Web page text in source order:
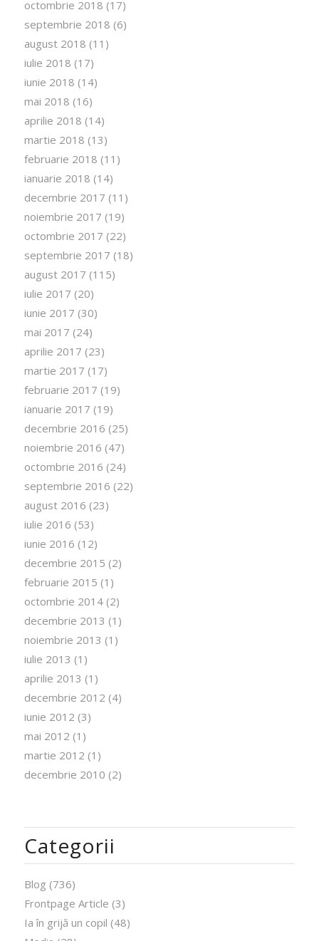
octombrie 2018 (17)
septembrie 2018 (6)
august 2018 (11)
iulie 2018 (17)
iunie 2018 (14)
mai 2018 (16)
aprilie 2018 (14)
martie 2018 (13)
februarie 2018 (11)
ianuarie 2018 (14)
decembrie 2017 (11)
noiembrie 2017 (19)
octombrie 2017 (22)
septembrie 2017 (18)
august 2017 (115)
iulie 2017 (20)
iunie 2017 (30)
mai 2017 (24)
aprilie 2017 (23)
martie 2017 (17)
februarie 2017 (19)
ianuarie 2017 (19)
decembrie 2016 (25)
noiembrie 2016 (47)
octombrie 2016 (24)
septembrie 2016 (22)
august 2016 (23)
iulie 2016 (53)
iunie 2016 (12)
decembrie 2015 (2)
februarie 2015 (1)
octombrie 2014(2)
decembrie 2013 (1)
noiembrie 2013 (1)
iulie 2013 (1)
aprilie 2013 (1)
decembrie 2012 (4)
iunie 2012 (3)
mai 2012 (1)
martie 2012 (1)
decembrie 2010 (2)
Categorii
Blog (736)
Frontpage Article (3)
Ia în grijă un copil (48)